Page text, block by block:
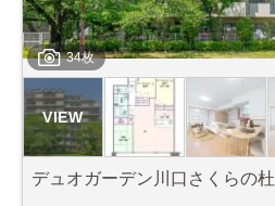
34枚
デュオガーデン川口さくらの杜